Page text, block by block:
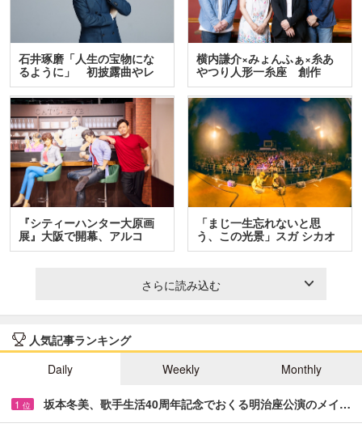
石井琢磨「人生の宝物にな
るように」 初披露曲やレ
ア…
横内謙介×みょんふぁ×糸あ
やつり人形一糸座 創作
人…
『シティーハンター大原画
展』大阪で開幕、アルコ
＆…
「まじ一生忘れないと思
う、この光景」スガ シカオ
と…
さらに読み込む
人気記事ランキング
Daily
Weekly Monthly
1 位 坂本冬美、歌手生活40周年記念でおくる明治座公演のメイ…